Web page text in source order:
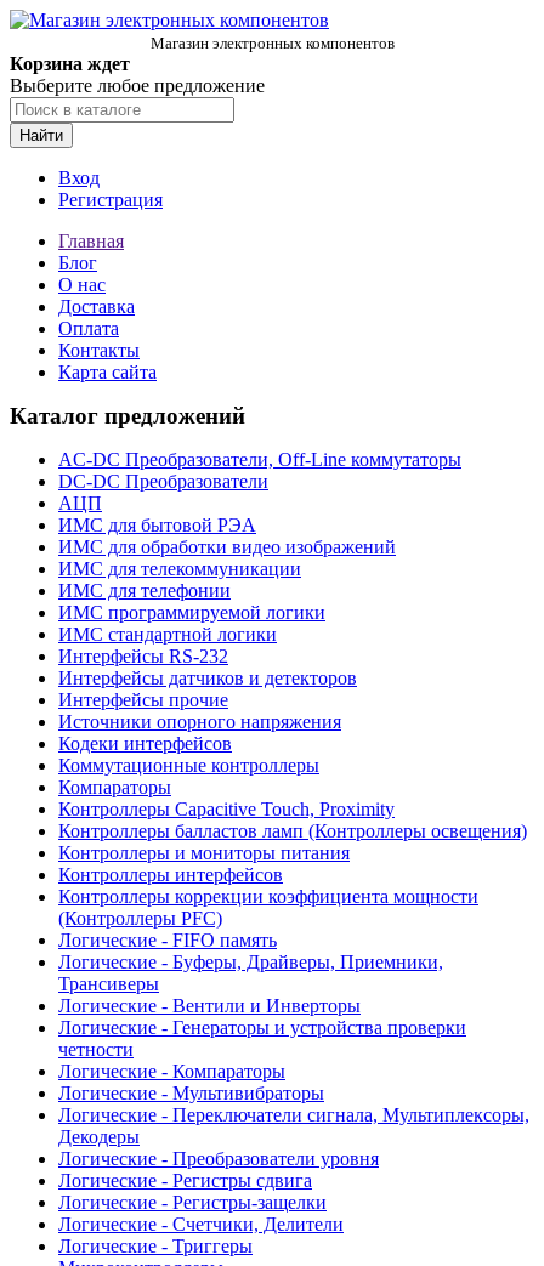
Магазин электронных компонентов
Корзина ждет
Выберите любое предложение
Найти
Вход
Регистрация
Главная
Блог
О нас
Доставка
Оплата
Контакты
Карта сайта
Каталог предложений
AC-DC Преобразователи, Off-Line коммутаторы
DC-DC Преобразователи
АЦП
ИМС для бытовой РЭА
ИМС для обработки видео изображений
ИМС для телекоммуникации
ИМС для телефонии
ИМС программируемой логики
ИМС стандартной логики
Интерфейсы RS-232
Интерфейсы датчиков и детекторов
Интерфейсы прочие
Источники опорного напряжения
Кодеки интерфейсов
Коммутационные контроллеры
Компараторы
Контроллеры Capacitive Touch, Proximity
Контроллеры балластов ламп (Контроллеры освещения)
Контроллеры и мониторы питания
Контроллеры интерфейсов
Контроллеры коррекции коэффициента мощности
(Контроллеры PFC)
Логические - FIFO память
Логические - Буферы, Драйверы, Приемники,
Трансиверы
Логические - Вентили и Инверторы
Логические - Генераторы и устройства проверки
четности
Логические - Компараторы
Логические - Мультивибраторы
Логические - Переключатели сигнала, Мультиплексоры,
Декодеры
Логические - Преобразователи уровня
Логические - Регистры сдвига
Логические - Регистры-защелки
Логические - Счетчики, Делители
Логические - Триггеры